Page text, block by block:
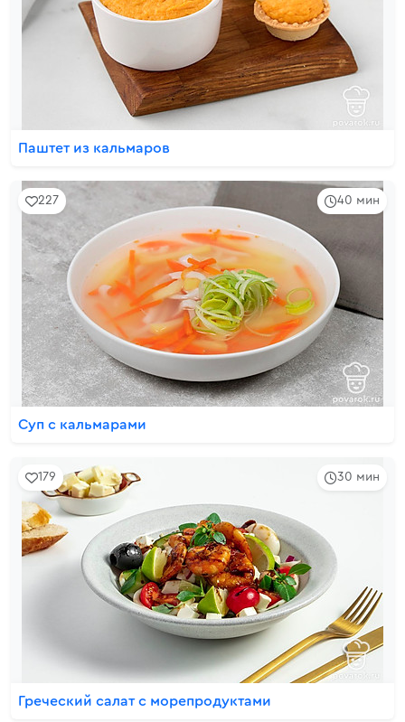
Паштет из кальмаров
40 мин
227
Суп с кальмарами
30 мин
179
Греческий салат с морепродуктами